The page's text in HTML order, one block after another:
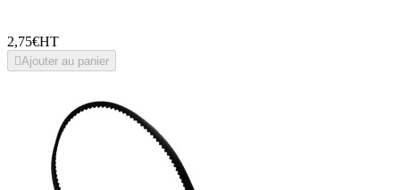
2,75€HT
Ajouter au panier